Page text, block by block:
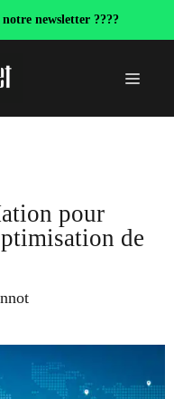
notre newsletter ????
Menu
pour
de